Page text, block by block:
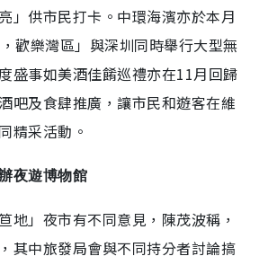
」供市民打卡。中環海濱亦於本月
歡樂灣區」與深圳同時舉行大型無
盛事如美酒佳餚巡禮亦在11月回歸
吧及食肆推廣，讓市民和遊客在維
精采活動。
夜遊博物館
地」夜市有不同意見，陳茂波稱，
其中旅發局會與不同持分者討論搞